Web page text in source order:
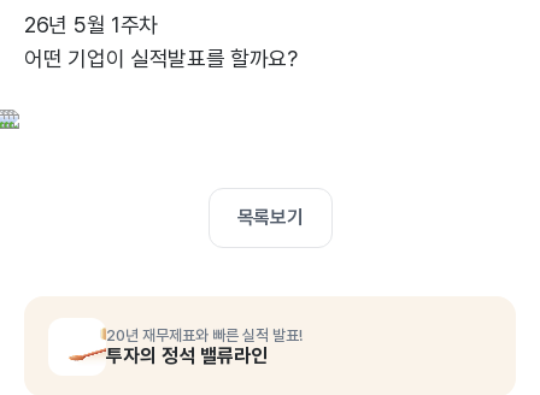
26년 5월 1주차
어떤 기업이 실적발표를 할까요?
목록보기
20년 재무제표와 빠른 실적 발표!
투자의 정석 밸류라인